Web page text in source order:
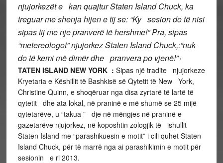
njujorkezët e kan quajtur Staten Island Chuck, ka
treguar me shenja hijen e tij se: “Ky sesion do të nisi
sipas tij me nje pranverë të hershme!” Pra, sipas
“metereologot” njujorkez Staten Island Chuck,:”nuk
do të kemi më dimër dhe pranvera po vjenë!”/
TATEN ISLAND NEW YORK : Sipas një tradite njujorkeze
Kryetaria e Këshillit të Bashkisë së Qytetit të New York,
Christine Quinn, e shoqëruar nga disa zyrtarë të lartë të
qytetit dhe ata lokal, në praninë e më shumë se 25 mijë
qytetarëve, u “takua ” dje në mëngjes në praninë e
gazetarëve njujorkez, në koposhtin zologjik të ishullit
Staten Island me “parashikuesin e motit” i cili quhet Staten
Island Chuck, për të marrë nga ai parashikimin e motit për
sesionin e ri 2013.